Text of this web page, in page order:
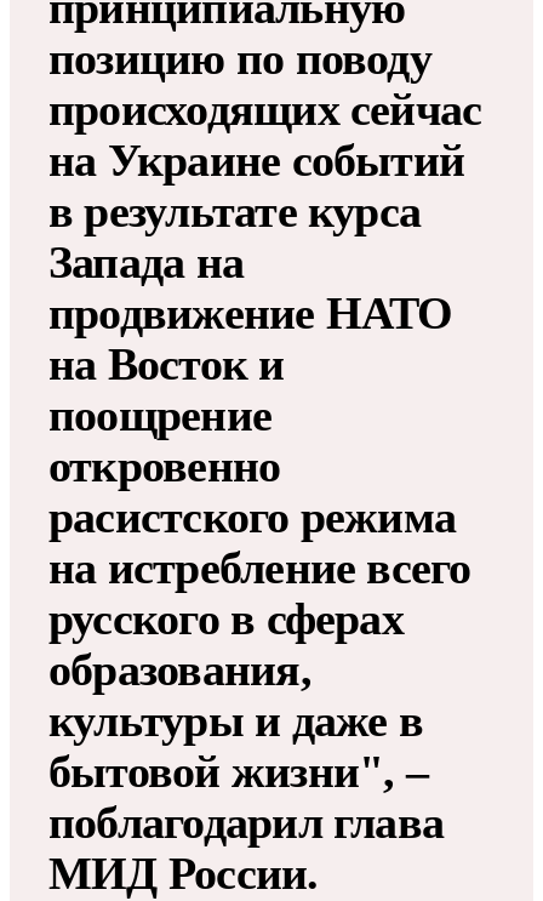
позицию по поводу
происходящих сейчас
на Украине событий
в результате курса
Запада на
продвижение НАТО
на Восток и
поощрение
откровенно
расистского режима
на истребление всего
русского в сферах
образования,
культуры и даже в
бытовой жизни", –
поблагодарил глава
МИД России.